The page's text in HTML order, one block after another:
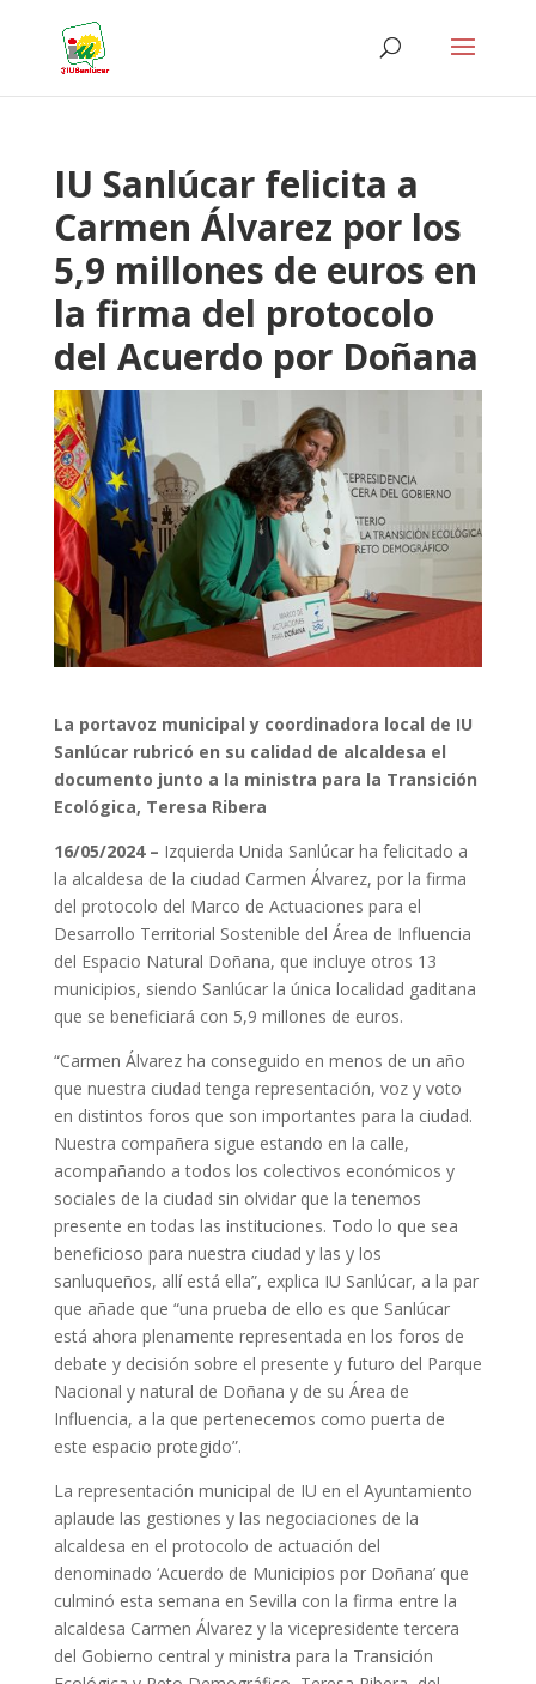
IU Sanlúcar felicita a
Carmen Álvarez por los
5,9 millones de euros en
la firma del protocolo
del Acuerdo por Doñana
La portavoz municipal y coordinadora local de IU
Sanlúcar rubricó en su calidad de alcaldesa el
documento junto a la ministra para la Transición
Ecológica, Teresa Ribera
16/05/2024 – Izquierda Unida Sanlúcar ha felicitado a
la alcaldesa de la ciudad Carmen Álvarez, por la firma
del protocolo del Marco de Actuaciones para el
Desarrollo Territorial Sostenible del Área de Influencia
del Espacio Natural Doñana, que incluye otros 13
municipios, siendo Sanlúcar la única localidad gaditana
que se beneficiará con 5,9 millones de euros.
“Carmen Álvarez ha conseguido en menos de un año
que nuestra ciudad tenga representación, voz y voto
en distintos foros que son importantes para la ciudad.
Nuestra compañera sigue estando en la calle,
acompañando a todos los colectivos económicos y
sociales de la ciudad sin olvidar que la tenemos
presente en todas las instituciones. Todo lo que sea
beneficioso para nuestra ciudad y las y los
sanluqueños, allí está ella”, explica IU Sanlúcar, a la par
que añade que “una prueba de ello es que Sanlúcar
está ahora plenamente representada en los foros de
debate y decisión sobre el presente y futuro del Parque
Nacional y natural de Doñana y de su Área de
Influencia, a la que pertenecemos como puerta de
este espacio protegido”.
La representación municipal de IU en el Ayuntamiento
aplaude las gestiones y las negociaciones de la
alcaldesa en el protocolo de actuación del
denominado ‘Acuerdo de Municipios por Doñana’ que
culminó esta semana en Sevilla con la firma entre la
alcaldesa Carmen Álvarez y la vicepresidente tercera
del Gobierno central y ministra para la Transición